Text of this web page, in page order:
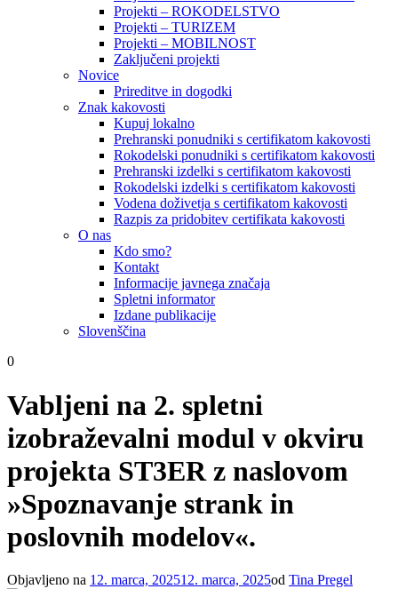
Projekti – ROKODELSTVO
Projekti – TURIZEM
Projekti – MOBILNOST
Zaključeni projekti
Novice
Prireditve in dogodki
Znak kakovosti
Kupuj lokalno
Prehranski ponudniki s certifikatom kakovosti
Rokodelski ponudniki s certifikatom kakovosti
Prehranski izdelki s certifikatom kakovosti
Rokodelski izdelki s certifikatom kakovosti
Vodena doživetja s certifikatom kakovosti
Razpis za pridobitev certifikata kakovosti
O nas
Kdo smo?
Kontakt
Informacije javnega značaja
Spletni informator
Izdane publikacije
Slovenščina
0
Vabljeni na 2. spletni
izobraževalni modul v okviru
projekta ST3ER z naslovom
»Spoznavanje strank in
poslovnih modelov«.
Objavljeno na 12. marca, 202512. marca, 2025od Tina Pregel